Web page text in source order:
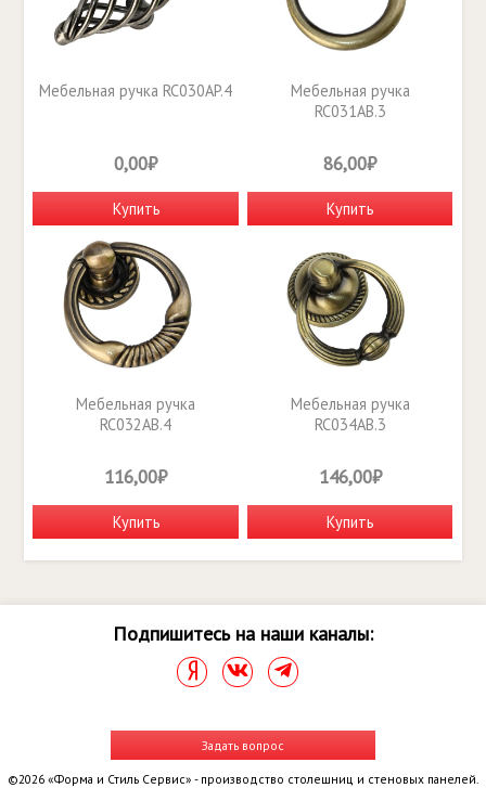
Мебельная ручка RC030AP.4
0,00₽
Купить
Мебельная ручка
RC031AB.3
86,00₽
Купить
Мебельная ручка
RC032AB.4
116,00₽
Купить
Мебельная ручка
RC034AB.3
146,00₽
Купить
Подпишитесь на наши каналы:
Задать вопрос
©2026 «Форма и Стиль Сервис» - производство столешниц и стеновых панелей.